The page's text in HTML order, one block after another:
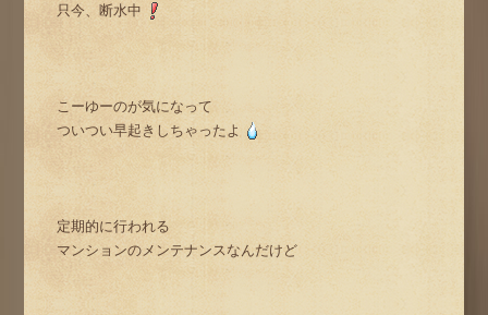
只今、断水中
こーゆーのが気になって
ついつい早起きしちゃったよ
定期的に行われる
マンションのメンテナンスなんだけど